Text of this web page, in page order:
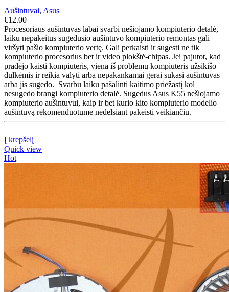
Aušintuvai, Asus
€12.00
Procesoriaus aušintuvas labai svarbi nešiojamo kompiuterio detalė,
laiku nepakeitus sugedusio aušintuvo kompiuterio remontas gali
viršyti pašio kompiuterio vertę. Gali perkaisti ir sugesti ne tik
kompiuterio procesorius bet ir video plokštė-chipas. Jei pajutot, kad
pradėjo kaisti kompiuteris, viena iš problemų kompiuteris užsikišo
dulkėmis ir reikia valyti arba nepakankamai gerai sukasi aušintuvas
arba jis sugedo. Svarbu laiku pašalinti kaitimo priežastį kol
nesugedo brangi kompiuterio detalė. Sugedus Asus K55 nešiojamo
kompiuterio aušintuvui, kaip ir bet kurio kito kompiuterio modelio
aušintuvą rekomenduotume nedelsiant pakeisti veikiančiu.
Į krepšelį
Quick view
Hot